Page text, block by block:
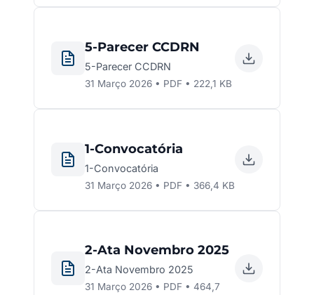
5-Parecer CCDRN
5-Parecer CCDRN
31 Março 2026 • PDF • 222,1 KB
1-Convocatória
1-Convocatória
31 Março 2026 • PDF • 366,4 KB
2-Ata Novembro 2025
2-Ata Novembro 2025
31 Março 2026 • PDF • 464,7